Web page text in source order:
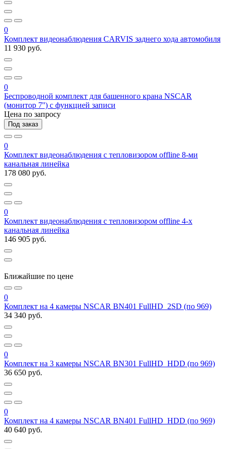
0
Комплект видеонаблюдения CARVIS заднего хода автомобиля
11 930 руб.
0
Беспроводной комплект для башенного крана NSCAR
(монитор 7'') с функцией записи
Цена по запросу
Под заказ
0
Комплект видеонаблюдения с тепловизором offline 8-ми
канальная линейка
178 080 руб.
0
Комплект видеонаблюдения с тепловизором offline 4-х
канальная линейка
146 905 руб.
Ближайшие по цене
0
Комплект на 4 камеры NSCAR BN401 FullHD_2SD (по 969)
34 340 руб.
0
Комплект на 3 камеры NSCAR BN301 FullHD_HDD (по 969)
36 650 руб.
0
Комплект на 4 камеры NSCAR BN401 FullHD_HDD (по 969)
40 640 руб.